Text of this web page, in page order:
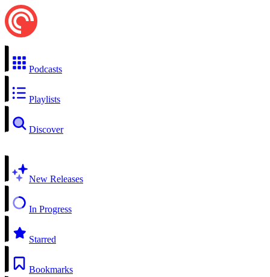
Podcasts
Playlists
Discover
New Releases
In Progress
Starred
Bookmarks